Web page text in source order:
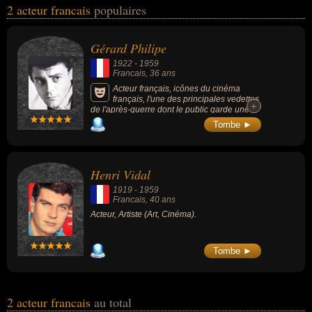
personnalités (de sexe masculin) peuvent avoir des liens variés
célébrités peuvent également avoir été artiste.
2 acteur francais populaires
Gérard Philipe
1922 - 1959
Francais, 36 ans
Acteur français, icônes du cinéma
français, l'une des principales vedettes
de l'après-guerre dont le public garde une
image juvénile et romantique car mort jeune.
Ses films les plus célèbres sont : Le Diable
(1959).
+
+
Tombe ►
Henri Vidal
1919 - 1959
Francais , 40 ans
Acteur, Artiste (Art, Cinéma).
Tombe ►
2 acteur francais au total